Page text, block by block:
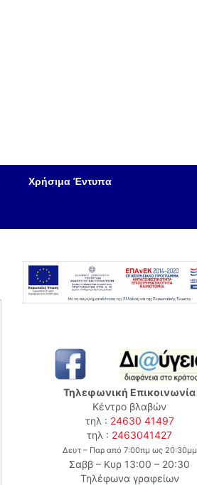
Χρήσιμα Έντυπα
Τηλεφωνική Επικοινωνία
Κέντρο βλαβών
τηλ : 24630 41497
τηλ : 2463041427
Δευτ – Παρ από 7:00πμ ως 20:30μμ
Σαββ – Κυρ 13:00 – 20:30
Τηλέφωνα γραφείων